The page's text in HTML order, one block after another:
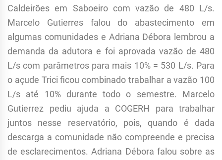
Caldeirões em Saboeiro com vazão de 480 L/s.
Marcelo Gutierres falou do abastecimento em
algumas comunidades e Adriana Débora lembrou a
demanda da adutora e foi aprovada vazão de 480
L/s com parâmetros para mais 10% = 530 L/s. Para
o açude Trici ficou combinado trabalhar a vazão 100
L/s até 10% durante todo o semestre. Marcelo
Gutierrez pediu ajuda a COGERH para trabalhar
juntos nesse reservatório, pois, quando é dada
descarga a comunidade não compreende e precisa
de esclarecimentos. Adriana Débora falou sobre as